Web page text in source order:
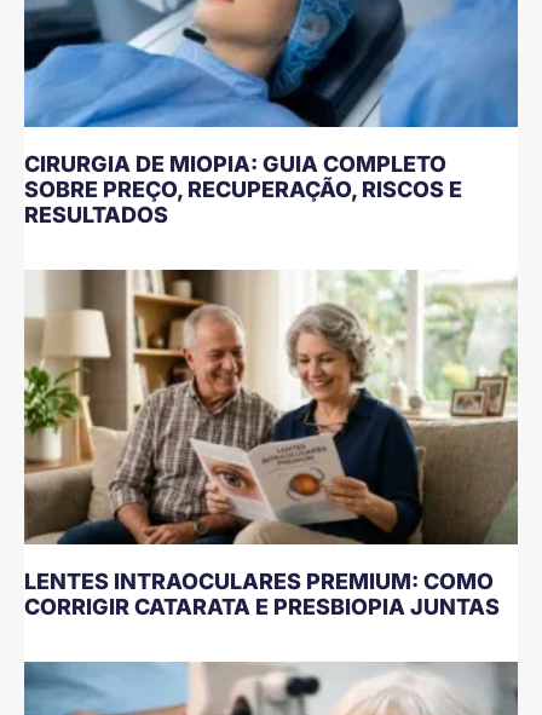
CIRURGIA DE MIOPIA: GUIA COMPLETO
SOBRE PREÇO, RECUPERAÇÃO, RISCOS E
RESULTADOS
LENTES INTRAOCULARES PREMIUM: COMO
CORRIGIR CATARATA E PRESBIOPIA JUNTAS